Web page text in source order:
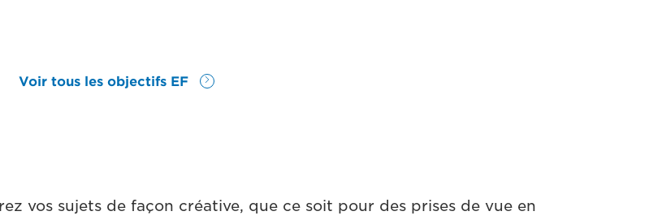
Voir tous les objectifs EF
vos sujets de façon créative, que ce soit pour des prises de vue en